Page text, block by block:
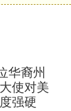
华裔州
使对美
强硬